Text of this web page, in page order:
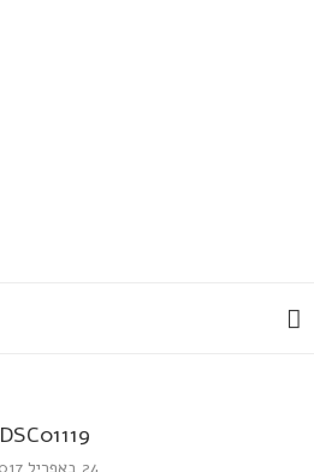
DSC01119